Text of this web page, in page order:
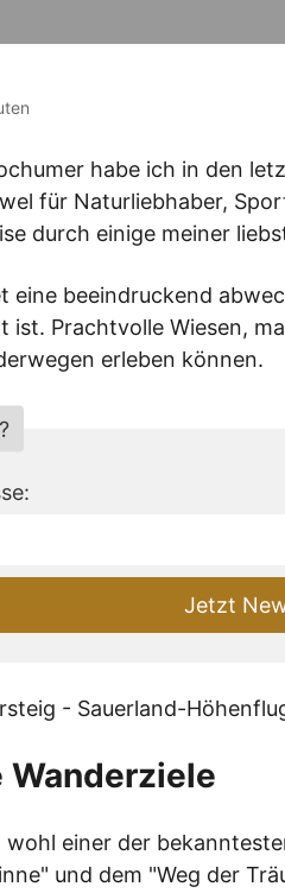
habe ich in den
für Naturliebhaber,
durch einige meiner
eine beeindruckend
Prachtvolle Wiesen,
erleben können.
Jetzt
wohl einer der
und dem "Weg der